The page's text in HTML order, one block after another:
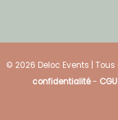
© 2026 Deloc Events |
confidentialité- CGU